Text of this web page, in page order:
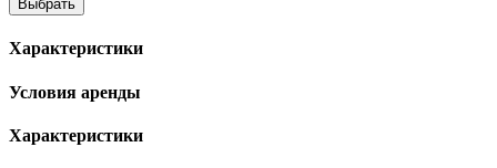
Выбрать
Характеристики
Условия аренды
Характеристики